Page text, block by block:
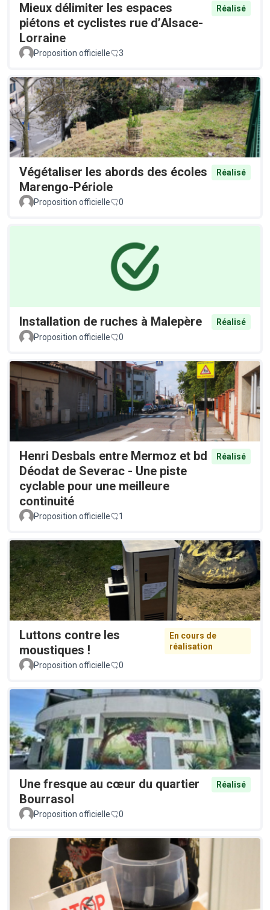
Mieux délimiter les espaces
piétons et cyclistes rue d’Alsace-
Lorraine
Réalisé
Proposition officielle 3
Végétaliser les abords des écoles
Marengo-Périole
Réalisé
Proposition officielle 0
Installation de ruches à Malepère
Réalisé
Proposition officielle
0
Henri Desbals entre Mermoz et bd
Déodat de Severac - Une piste
cyclable pour une meilleure
continuité
Réalisé
Proposition officielle 1
Luttons contre les
moustiques !
En cours de
réalisation
Proposition officielle
0
Une fresque au cœur du quartier
Bourrasol
Réalisé
Proposition officielle 0